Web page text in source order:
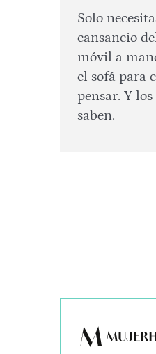
Solo
cansancio
móvil a
el sofá para
pensar. Y
saben.